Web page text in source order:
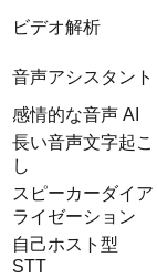
ビデオ解析
音声アシスタント
感情的な音声 AI
長い音声文字起こ
し
スピーカーダイア
ライゼーション
自己ホスト型
STT